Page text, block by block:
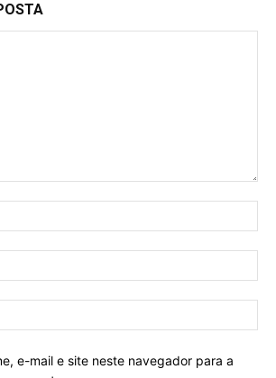
e-mail e site neste navegador para a